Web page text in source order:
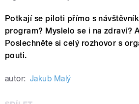
Potkají se piloti přímo s
program? Myslelo se i na zdraví?
Poslechněte si celý rozhovor s
pouti.
autor: Jakub Malý